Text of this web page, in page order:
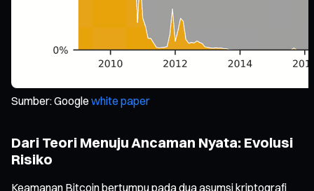
Sumber: Google white paper
Dari Teori Menuju Ancaman Nyata: Evolusi
Risiko
Keamanan Bitcoin bertumpu pada dua asumsi kriptografi